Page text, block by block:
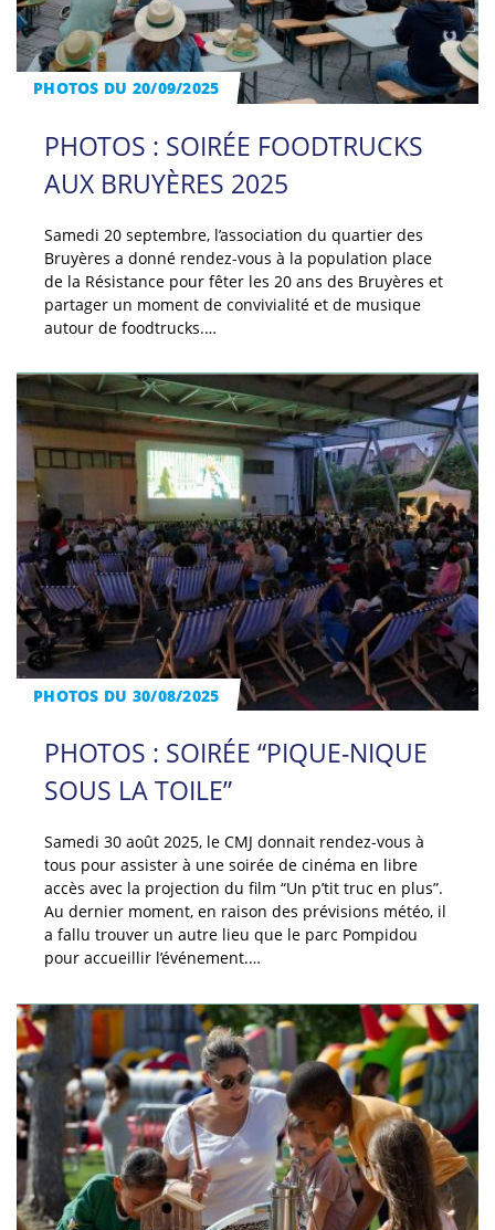
PHOTOS DU 20/09/2025
PHOTOS : SOIRÉE FOODTRUCKS
AUX BRUYÈRES 2025
Samedi 20 septembre, l’association du quartier des
Bruyères a donné rendez-vous à la population place
de la Résistance pour fêter les 20 ans des Bruyères et
partager un moment de convivialité et de musique
autour de foodtrucks.…
PHOTOS DU 30/08/2025
PHOTOS : SOIRÉE “PIQUE-NIQUE
SOUS LA TOILE”
Samedi 30 août 2025, le CMJ donnait rendez-vous à
tous pour assister à une soirée de cinéma en libre
accès avec la projection du film “Un p’tit truc en plus”.
Au dernier moment, en raison des prévisions météo, il
a fallu trouver un autre lieu que le parc Pompidou
pour accueillir l’événement.…